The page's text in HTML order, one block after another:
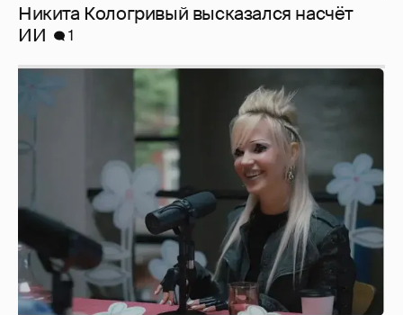
Никита Кологривый высказался насчёт
ИИ
1